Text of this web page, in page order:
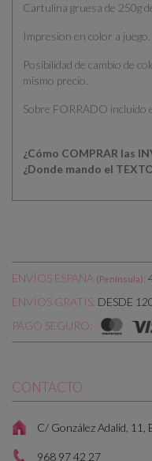
Cartulina gruesa de 250g
Impresion en color a juego.
Posibilidad de cambio de
mismo precio.
Sobre FORRADO incluido
¿Cómo COMPRAR las
¿Donde mando el
ENVÍOS ESPAÑA (Península):
ENVÍOS GRATIS: DESDE
PAGO SEGURO:
CONTACTO
C/ González Adalid, 11,
968 97 42 27